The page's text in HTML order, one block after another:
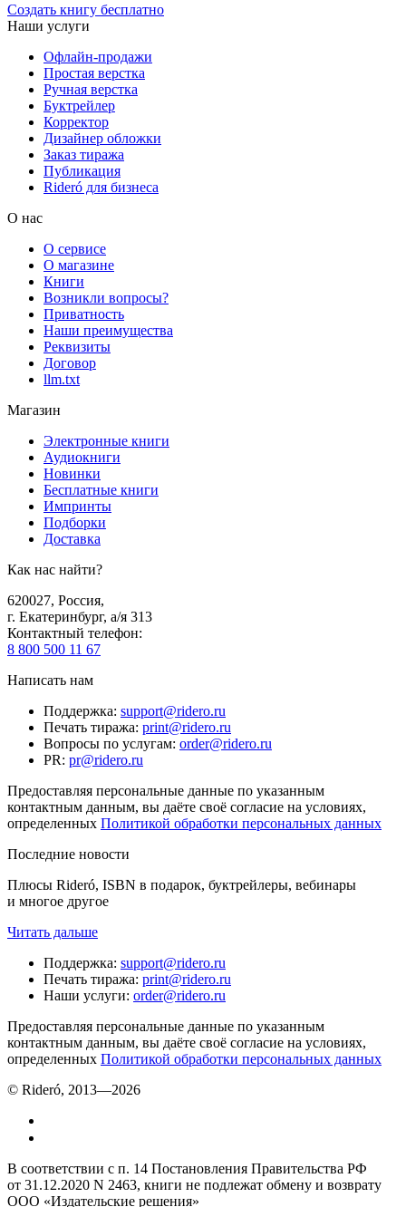
Создать книгу бесплатно
Наши услуги
Офлайн-продажи
Простая верстка
Ручная верстка
Буктрейлер
Корректор
Дизайнер обложки
Заказ тиража
Публикация
Rideró для бизнеса
О нас
О сервисе
О магазине
Книги
Возникли вопросы?
Приватность
Наши преимущества
Реквизиты
Договор
llm.txt
Магазин
Электронные книги
Аудиокниги
Новинки
Бесплатные книги
Импринты
Подборки
Доставка
Как нас найти?
620027, Россия,
г. Екатеринбург, а/я 313
Контактный телефон:
8 800 500 11 67
Написать нам
Поддержка: support@ridero.ru
Печать тиража: print@ridero.ru
Вопросы по услугам: order@ridero.ru
PR: pr@ridero.ru
Предоставляя персональные данные по указанным
контактным данным, вы даёте своё согласие на условиях,
определенных Политикой обработки персональных данных
Последние новости
Плюсы Rideró, ISBN в подарок, буктрейлеры, вебинары
и многое другое
Читать дальше
Поддержка: support@ridero.ru
Печать тиража: print@ridero.ru
Наши услуги: order@ridero.ru
Предоставляя персональные данные по указанным
контактным данным, вы даёте своё согласие на условиях,
определенных Политикой обработки персональных данных
© Rideró, 2013—2026
В соответствии с п. 14 Постановления Правительства РФ
от 31.12.2020 N 2463, книги не подлежат обмену и возврату
ООО «Издательские решения»